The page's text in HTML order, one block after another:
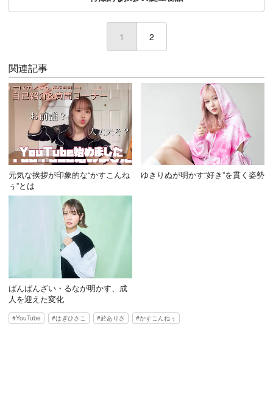
1 (current)
2
関連記事
元気な挨拶が印象的な“かすこんね
ぅ”とは
ゆきりぬが明かす“好き”を貫く姿勢
ばんばんざい・るなが明かす、成
人を迎えた変化
YouTube はぎひさこ 於ありさ かすこんねぅ